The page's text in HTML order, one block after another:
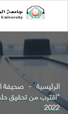
الرئيسية صحيفة
"اقترب من تحقيق
2022